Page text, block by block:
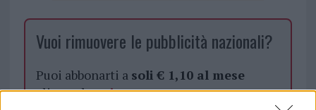
Vuoi rimuovere le pubblicità nazionali?
Puoi abbonarti a soli € 1,10 al mese
cliccandoqui